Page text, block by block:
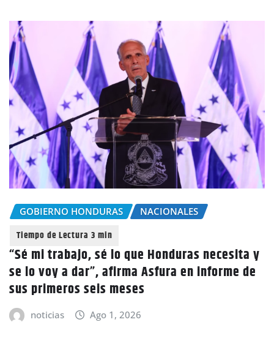
GOBIERNO HONDURAS NACIONALES
“Sé mi trabajo, sé lo que Honduras necesita y
se lo voy a dar”, afirma Asfura en informe de
sus primeros seis meses
noticias Ago 1, 2026